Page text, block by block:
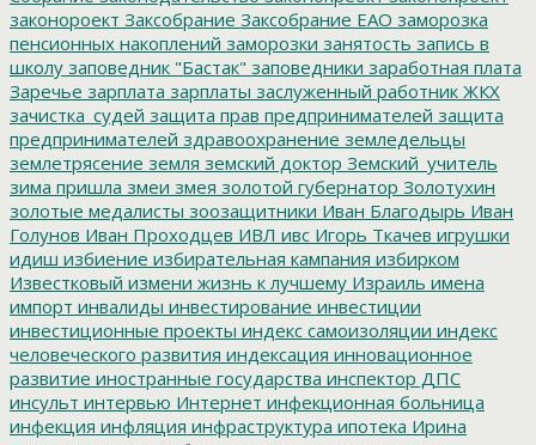
законороект Заксобрание Заксобрание ЕАО заморозка
пенсионных накоплений заморозки занятость запись в
школу заповедник "Бастак" заповедники заработная плата
Заречье зарплата зарплаты заслуженный работник ЖКХ
зачистка_судей защита прав предпринимателей защита
предпринимателей здравоохранение земледельцы
землетрясение земля земский доктор Земский_учитель
зима пришла змеи змея золотой губернатор Золотухин
золотые медалисты зоозащитники Иван Благодырь Иван
Голунов Иван Проходцев ИВЛ ивс Игорь Ткачев игрушки
идиш избиение избирательная кампания избирком
Известковый измени жизнь к лучшему Израиль имена
импорт инвалиды инвестирование инвестиции
инвестиционные проекты индекс самоизоляции индекс
человеческого развития индексация инновационное
развитие иностранные государства инспектор ДПС
инсульт интервью Интернет инфекционная больница
инфекция инфляция инфраструктура ипотека Ирина